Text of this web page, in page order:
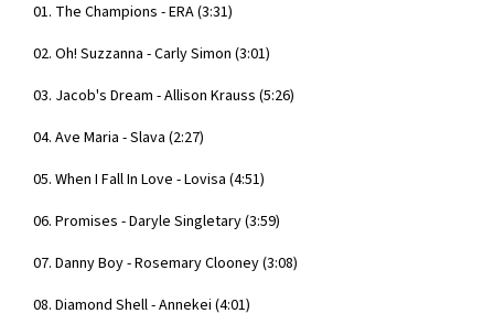
01. The Champions - ERA (3:31)
02. Oh! Suzzanna - Carly Simon (3:01)
03. Jacob's Dream - Allison Krauss (5:26)
04. Ave Maria - Slava (2:27)
05. When I Fall In Love - Lovisa (4:51)
06. Promises - Daryle Singletary (3:59)
07. Danny Boy - Rosemary Clooney (3:08)
08. Diamond Shell - Annekei (4:01)